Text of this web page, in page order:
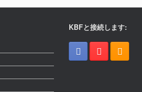
KBFと接続します: